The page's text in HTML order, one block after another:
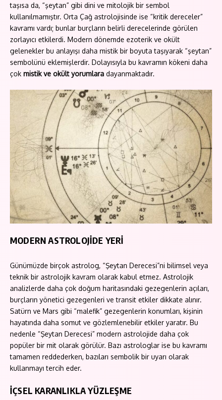
taşısa da, “şeytan” gibi dini ve mitolojik bir sembol
kullanılmamıştır. Orta Çağ astrolojisinde ise “kritik dereceler”
kavramı vardı; bunlar burçların belirli derecelerinde görülen
zorlayıcı etkilerdi. Modern dönemde ezoterik ve okült
gelenekler bu anlayışı daha mistik bir boyuta taşıyarak “şeytan”
sembolünü eklemişlerdir. Dolayısıyla bu kavramın kökeni daha
çok mistik ve okült yorumlara dayanmaktadır.
MODERN ASTROLOJİDE YERİ
Günümüzde birçok astrolog, “Şeytan Derecesi”ni bilimsel veya
teknik bir astrolojik kavram olarak kabul etmez. Astrolojik
analizlerde daha çok doğum haritasındaki gezegenlerin açıları,
burçların yönetici gezegenleri ve transit etkiler dikkate alınır.
Satürn ve Mars gibi “malefik” gezegenlerin konumları, kişinin
hayatında daha somut ve gözlemlenebilir etkiler yaratır. Bu
nedenle “Şeytan Derecesi” modern astrolojide daha çok
popüler bir mit olarak görülür. Bazı astrologlar ise bu kavramı
tamamen reddederken, bazıları sembolik bir uyarı olarak
kullanmayı tercih eder.
İÇSEL KARANLIKLA YÜZLEŞME